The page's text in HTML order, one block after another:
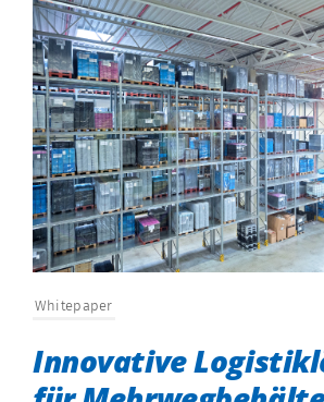
Whitepaper
Innovative